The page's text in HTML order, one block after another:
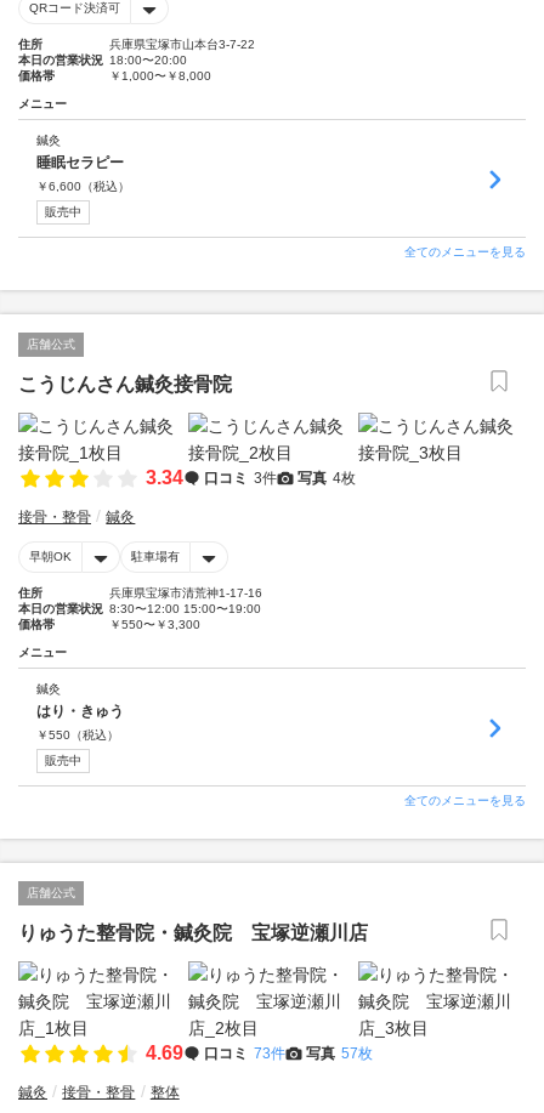
QRコード決済可
住所
兵庫県宝塚市山本台3-7-22
本日の営業状況 18:00〜20:00
価格帯
￥1,000〜￥8,000
メニュー
鍼灸
睡眠セラピー
￥6,600 （税込）
販売中
全てのメニューを見る
店舗公式
こうじんさん鍼灸接骨院
3.34 口コミ 3件 写真 4枚
接骨・整骨 鍼灸
早朝OK 駐車場有
住所
兵庫県宝塚市清荒神1-17-16
本日の営業状況 8:30〜12:00 15:00〜19:00
価格帯
￥550〜￥3,300
メニュー
鍼灸
はり・きゅう
￥550 （税込）
販売中
全てのメニューを見る
店舗公式
りゅうた整骨院・鍼灸院 宝塚逆瀬川店
4.69 口コミ 73件 写真 57枚
鍼灸 接骨・整骨 整体